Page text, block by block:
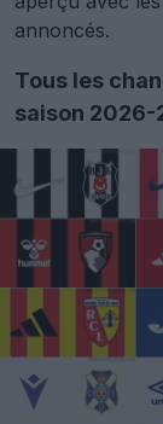
annoncés.
Tous les
saison 2026-